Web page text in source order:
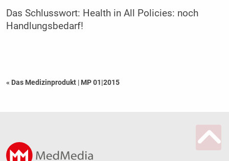
Das Schlusswort: Health in All Policies: noch
Handlungsbedarf!
« Das Medizinprodukt | MP 01|2015